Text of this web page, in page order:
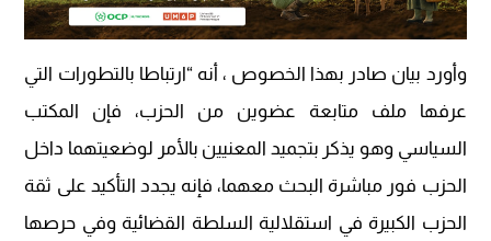
وأورد بيان صادر بهذا الخصوص ، أنه “ارتباطا بالتطورات التي
عرفها ملف متابعة عضوين من الحزب، فإن المكتب
السياسي وهو يذكر بتجميد المعنيين بالأمر لوضعيتهما داخل
الحزب فور مباشرة البحث معهما، فإنه يجدد التأكيد على ثقة
الحزب الكبيرة في استقلالية السلطة القضائية وفي حرصها